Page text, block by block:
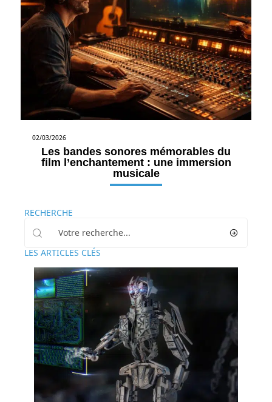
02/03/2026
Les bandes sonores mémorables du
film l’enchantement : une immersion
musicale
RECHERCHE
LES ARTICLES CLÉS